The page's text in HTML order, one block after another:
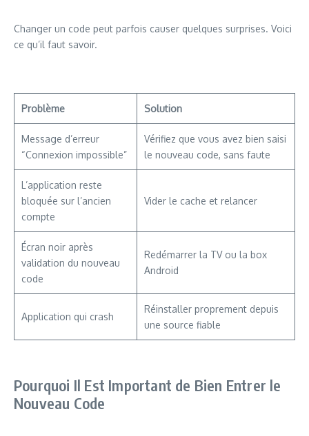
Changer un code peut parfois causer quelques surprises. Voici
ce qu’il faut savoir.
Problème Solution
Message d’erreur
“Connexion impossible”
Vérifiez que vous avez bien saisi
le nouveau code, sans faute
L’application reste
bloquée sur l’ancien
compte
Vider le cache et relancer
Écran noir après
validation du nouveau
code
Redémarrer la TV ou la box
Android
Application qui crash
Réinstaller proprement depuis
une source fiable
Pourquoi Il Est Important de Bien Entrer le
Nouveau Code